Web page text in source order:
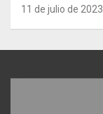
11 de julio de 2023